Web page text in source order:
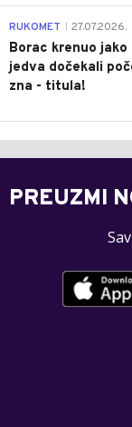
RUKOMET 27.07.2026.
Borac krenuo
jedva dočekali
zna - titula!
PREUZMI